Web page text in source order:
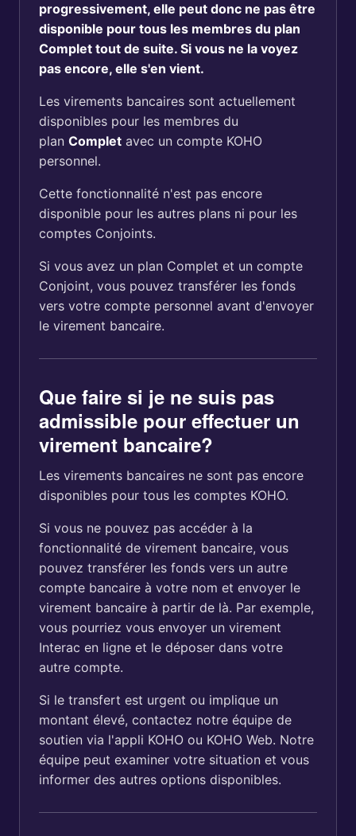
progressivement, elle peut donc ne pas être
disponible pour tous les membres du plan
Complet tout de suite. Si vous ne la voyez
pas encore, elle s'en vient.
Les virements bancaires sont actuellement
disponibles pour les membres du
plan Complet avec un compte KOHO
personnel.
Cette fonctionnalité n'est pas encore
disponible pour les autres plans ni pour les
comptes Conjoints.
Si vous avez un plan Complet et un compte
Conjoint, vous pouvez transférer les fonds
vers votre compte personnel avant d'envoyer
le virement bancaire.
Que faire si je ne suis pas
admissible pour effectuer un
virement bancaire?
Les virements bancaires ne sont pas encore
disponibles pour tous les comptes KOHO.
Si vous ne pouvez pas accéder à la
fonctionnalité de virement bancaire, vous
pouvez transférer les fonds vers un autre
compte bancaire à votre nom et envoyer le
virement bancaire à partir de là. Par exemple,
vous pourriez vous envoyer un virement
Interac en ligne et le déposer dans votre
autre compte.
Si le transfert est urgent ou implique un
montant élevé, contactez notre équipe de
soutien via l'appli KOHO ou KOHO Web. Notre
équipe peut examiner votre situation et vous
informer des autres options disponibles.